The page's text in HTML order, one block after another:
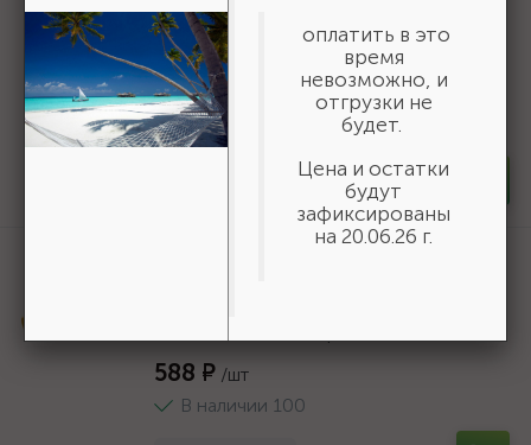
БАЗ KK19XW 16-H (Р80), 775 мм, 30 м,
водостойкий, шлифовальный рулон на
тканевой основе (3550-16-775)
19 618 ₽
В наличии 6
шт
588 ₽ /шт
В наличии 100
оплатить в это
время
невозможно, и
отгрузки не
будет.
Цена и остатки
будут
зафиксированы
на 20.06.26 г.